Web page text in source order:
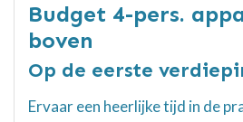
Budget 4-pers.
boven
Op de eerste
Ervaar een heerlijke tijd in de